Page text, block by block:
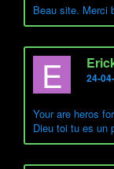
Beau site. Merci
E 24-
Your are heros
Dieu toi tu es un